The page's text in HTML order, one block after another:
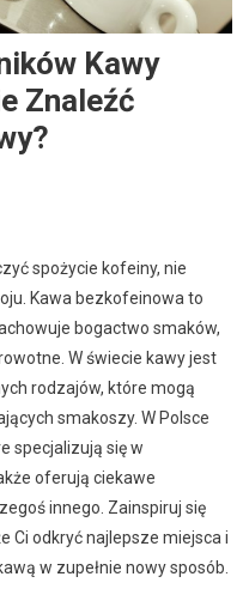
Kawy
Znaleźć
spożycie kofeiny, nie
Kawa bezkofeinowa to
bogactwo smaków,
W świecie kawy jest
rodzajów, które mogą
smakoszy. W Polsce
specjalizują się w
oferują ciekawe
innego. Zainspiruj się
Ci odkryć najlepsze miejsca i
w zupełnie nowy sposób.